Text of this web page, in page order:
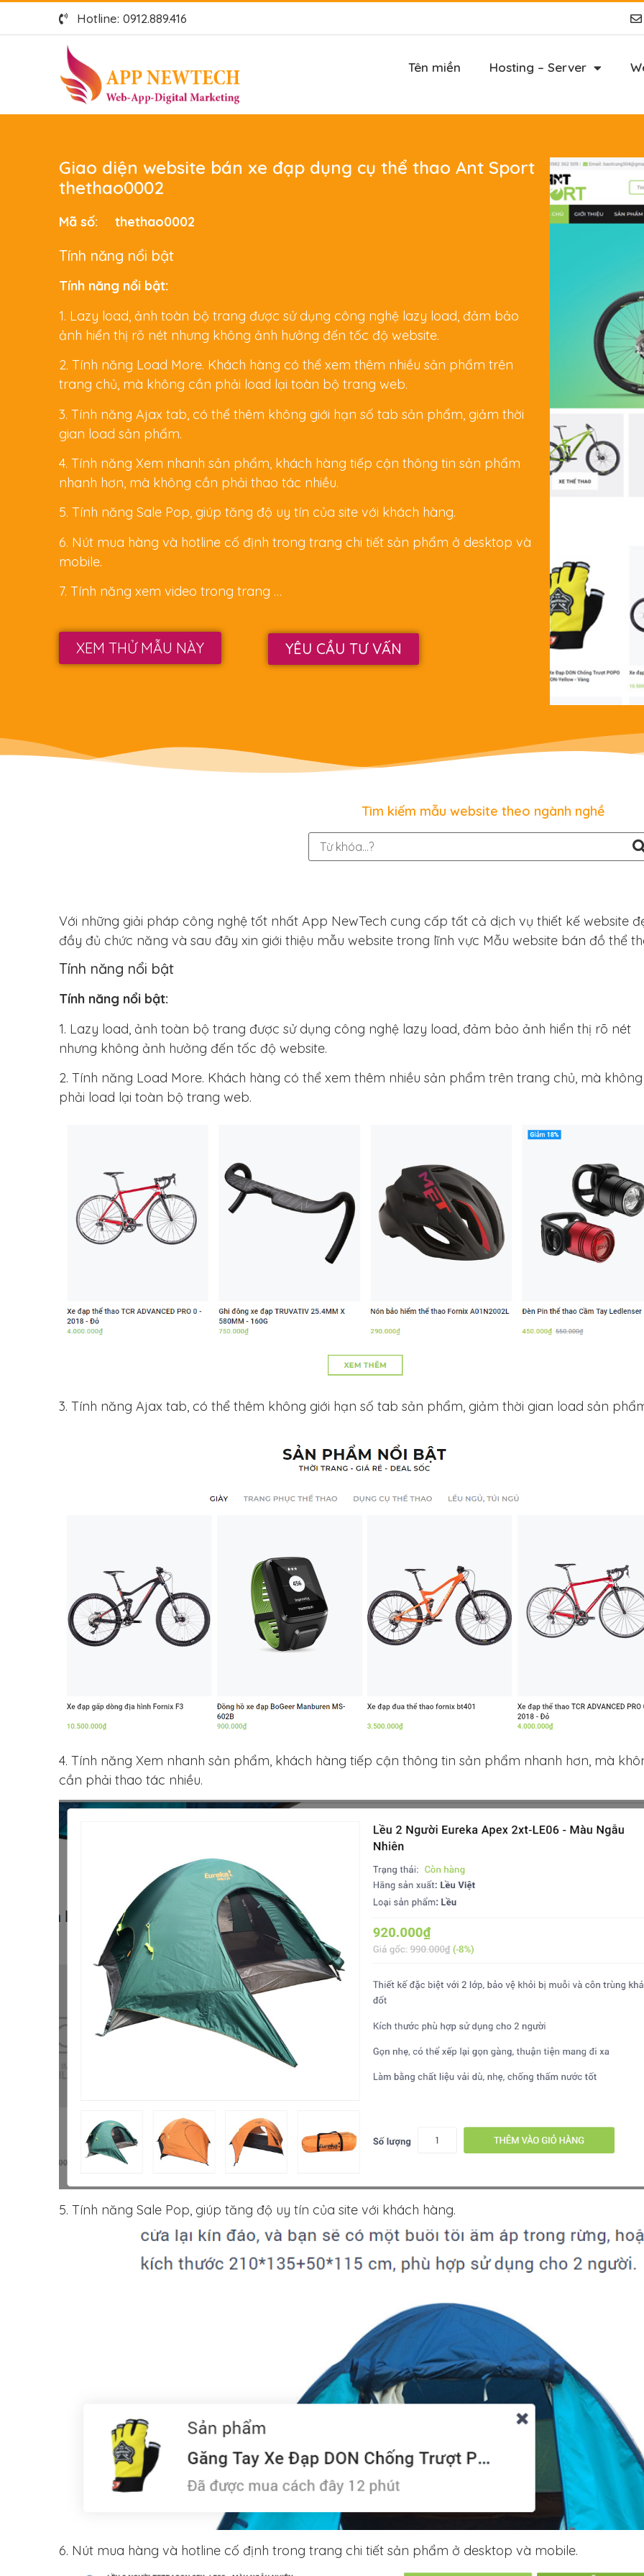
Hotline: 0912.889.416
Tên miền Hosting – Server
Giao diện website bán xe đạp dụng cụ thể thao Ant Sport
thethao0002
Mã số: thethao0002
Tính năng nổi bật
Tính năng nổi bật:
1. Lazy load, ảnh toàn bộ trang được sử dụng công nghệ lazy load, đảm bảo
ảnh hiển thị rõ nét nhưng không ảnh hưởng đến tốc độ website.
2. Tính năng Load More. Khách hàng có thể xem thêm nhiều sản phẩm trên
trang chủ, mà không cần phải load lại toàn bộ trang web.
3. Tính năng Ajax tab, có thể thêm không giới hạn số tab sản phẩm, giảm thời
gian load sản phẩm.
4. Tính năng Xem nhanh sản phẩm, khách hàng tiếp cận thông tin sản phẩm
nhanh hơn, mà không cần phải thao tác nhiều.
5. Tính năng Sale Pop, giúp tăng độ uy tín của site với khách hàng.
6. Nút mua hàng và hotline cố định trong trang chi tiết sản phẩm ở desktop và
mobile.
7. Tính năng xem video trong trang …
XEM THỬ MẪU NÀY YÊU CẦU TƯ VẤN
Tìm kiếm mẫu website theo ngành nghề
Với những giải pháp công nghệ tốt nhất App NewTech cung cấp tất cả dịch vụ thiết kế website
đầy đủ chức năng và sau đây xin giới thiệu mẫu website trong lĩnh vực Mẫu website bán đồ thể
Tính năng nổi bật
Tính năng nổi bật:
1. Lazy load, ảnh toàn bộ trang được sử dụng công nghệ lazy load, đảm bảo ảnh hiển thị rõ nét
nhưng không ảnh hưởng đến tốc độ website.
2. Tính năng Load More. Khách hàng có thể xem thêm nhiều sản phẩm trên trang chủ, mà
phải load lại toàn bộ trang web.
3. Tính năng Ajax tab, có thể thêm không giới hạn số tab sản phẩm, giảm thời gian load sản
4. Tính năng Xem nhanh sản phẩm, khách hàng tiếp cận thông tin sản phẩm nhanh hơn, mà
cần phải thao tác nhiều.
5. Tính năng Sale Pop, giúp tăng độ uy tín của site với khách hàng.
6. Nút mua hàng và hotline cố định trong trang chi tiết sản phẩm ở desktop và mobile.